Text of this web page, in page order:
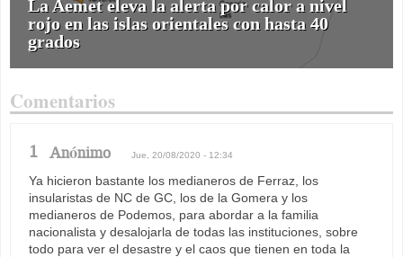
La Aemet eleva la alerta por calor a nivel
rojo en las islas orientales con hasta 40
grados
Comentarios
1 Anónimo Jue, 20/08/2020 - 12:34
Ya hicieron bastante los medianeros de Ferraz, los
insularistas de NC de GC, los de la Gomera y los
medianeros de Podemos, para abordar a la familia
nacionalista y desalojarla de todas las instituciones, sobre
todo para ver el desastre y el caos que tienen en toda la